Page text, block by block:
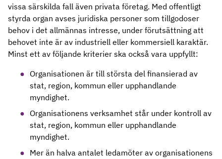
vissa särskilda fall även privata företag. Med offentligt
styrda organ avses juridiska personer som tillgodoser
behov i det allmännas intresse, under förutsättning att
behovet inte är av industriell eller kommersiell karaktär.
Minst ett av följande kriterier ska också vara uppfyllt:
Organisationen är till största del finansierad av
stat, region, kommun eller upphandlande
myndighet.
Organisationens verksamhet står under kontroll av
stat, region, kommun eller upphandlande
myndighet.
Mer än halva antalet ledamöter av organisationens